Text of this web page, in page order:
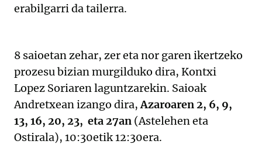
erabilgarri da tailerra.
8 saioetan zehar, zer eta nor garen ikertzeko
prozesu bizian murgilduko dira, Kontxi
Lopez Soriaren laguntzarekin. Saioak
Andretxean izango dira,Azaroaren 2, 6, 9,
13, 16, 20, 23, eta 27an (Astelehen eta
Ostirala), 10:30etik 12:30era.